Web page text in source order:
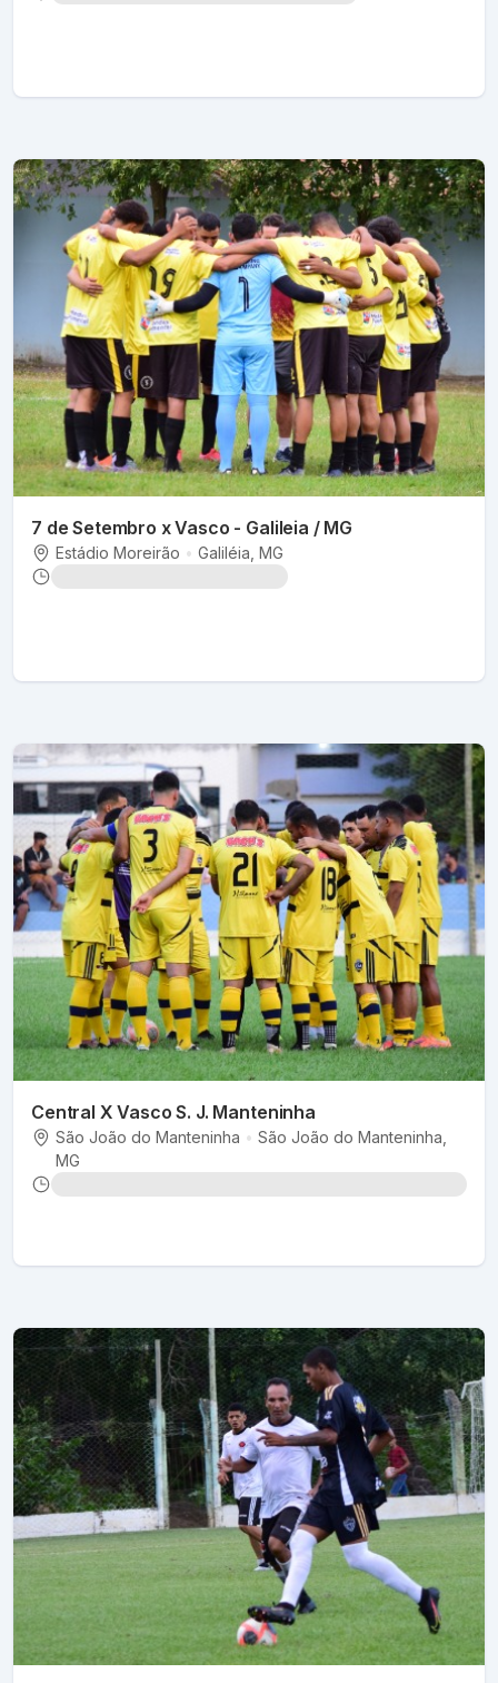
7 de Setembro x Vasco - Galileia / MG
Estádio Moreirão • Galiléia , MG
Central X Vasco S. J. Manteninha
São João do Manteninha • São João do Manteninha
MG